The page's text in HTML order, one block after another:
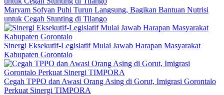
Maryam Sofyan Puhi Turun Langsung, Bagikan Bantuan Nutrisi
untuk Cegah Stunting di Tilango
Sinergi Eksekutif-Legislatif Mulai Jawab Harapan Masyarakat
Kabupaten Gorontalo
Cegah TPPO dan Awasi Orang Asing di Gorut, Imigrasi Gorontalo
Perkuat Sinergi TIMPORA